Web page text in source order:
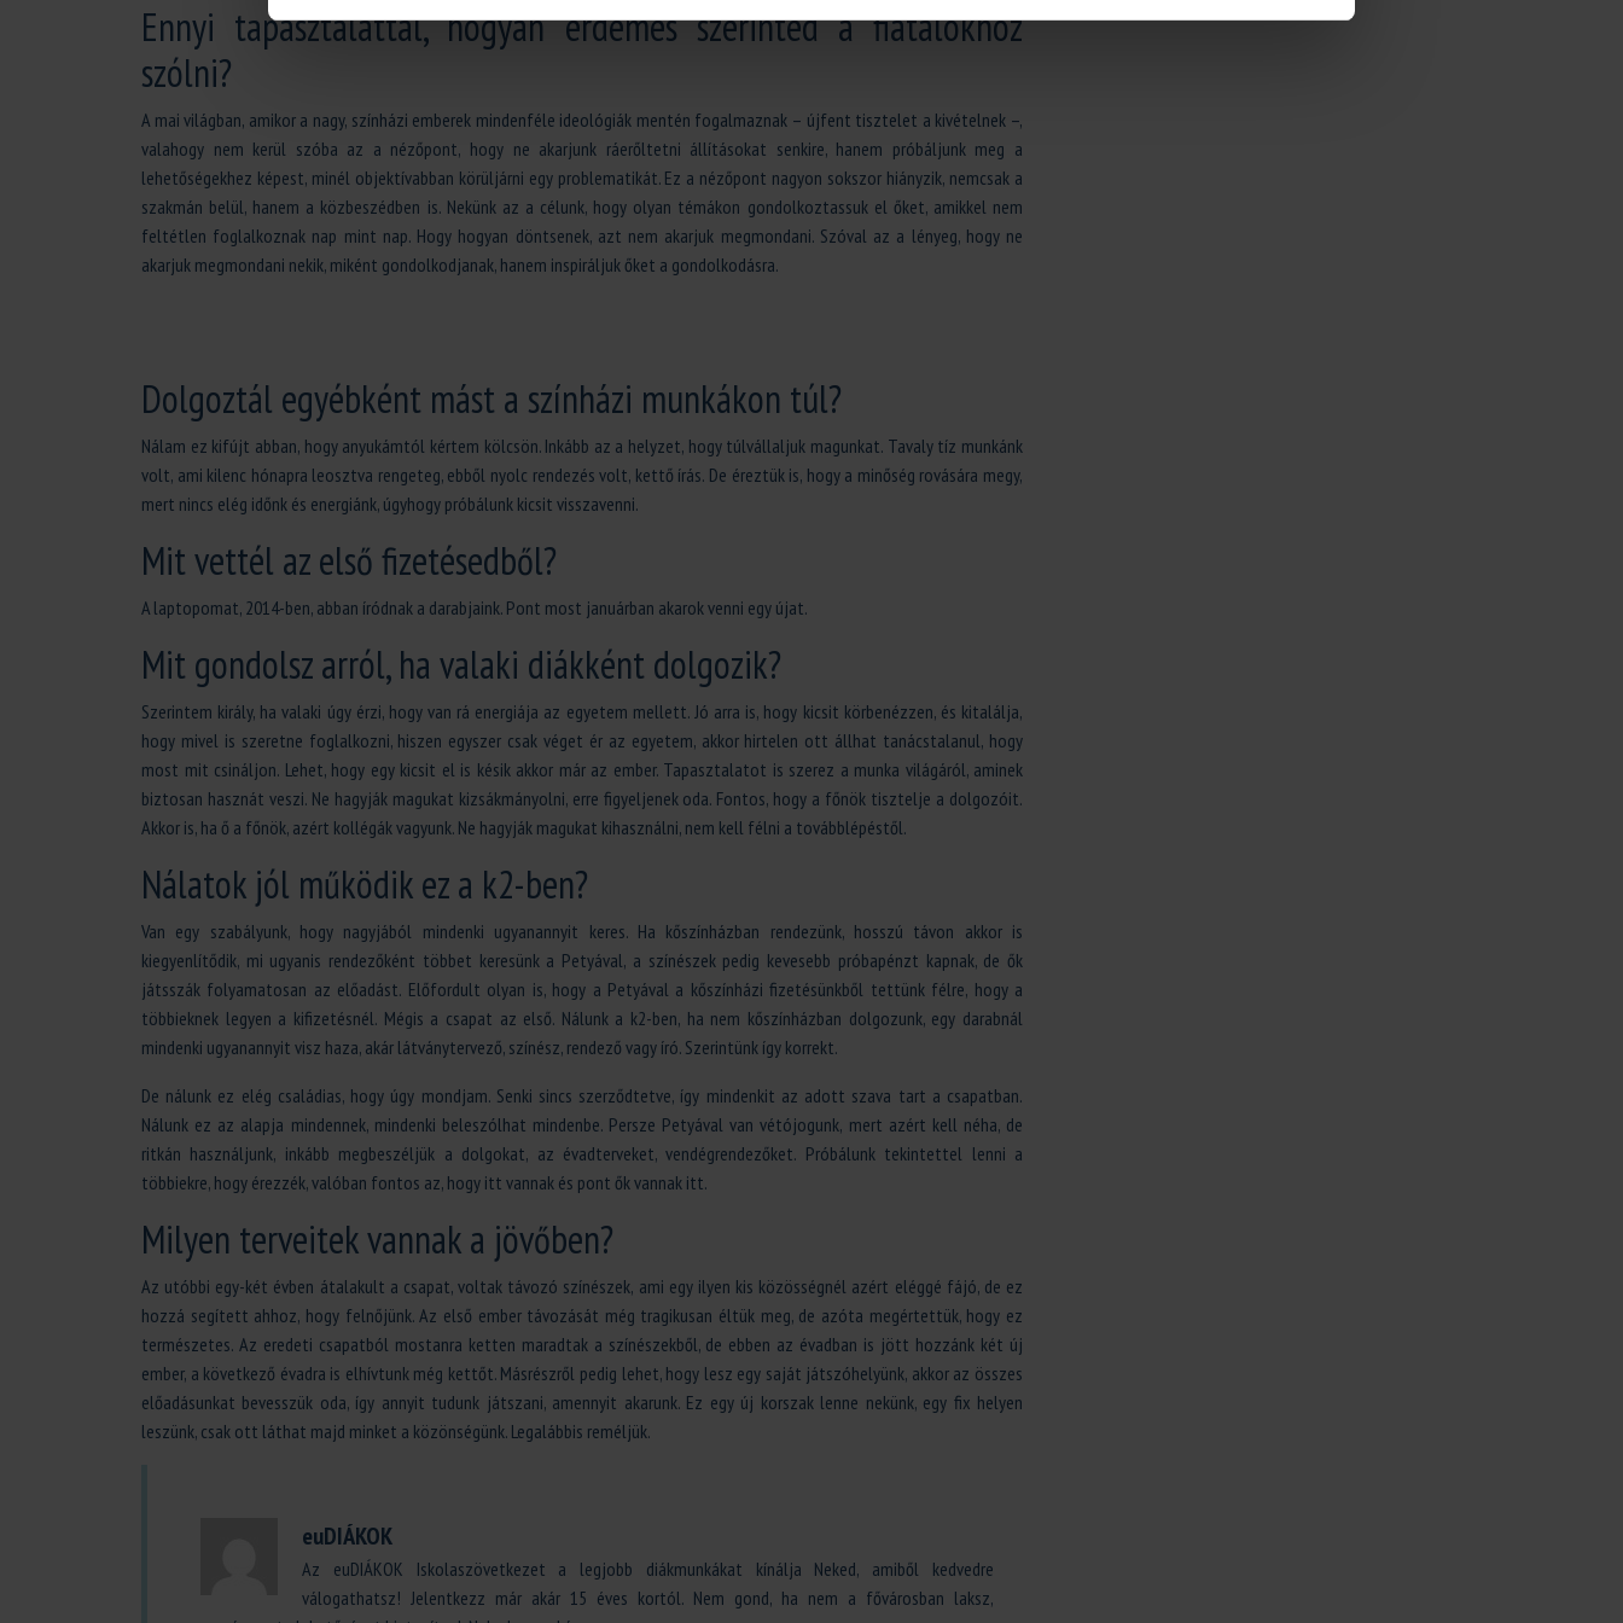
Ennyi tapasztalattal, hogyan érdemes szerinted a fiatalokhoz
szólni?
A mai világban, amikor a nagy, színházi emberek mindenféle ideológiák mentén fogalmaznak – újfent tisztelet a kivételnek –,
valahogy nem kerül szóba az a nézőpont, hogy ne akarjunk ráerőltetni állításokat senkire, hanem próbáljunk meg a
lehetőségekhez képest, minél objektívabban körüljárni egy problematikát. Ez a nézőpont nagyon sokszor hiányzik, nemcsak a
szakmán belül, hanem a közbeszédben is. Nekünk az a célunk, hogy olyan témákon gondolkoztassuk el őket, amikkel nem
feltétlen foglalkoznak nap mint nap. Hogy hogyan döntsenek, azt nem akarjuk megmondani. Szóval az a lényeg, hogy ne
akarjuk megmondani nekik, miként gondolkodjanak, hanem inspiráljuk őket a gondolkodásra.
Dolgoztál egyébként mást a színházi munkákon túl?
Nálam ez kifújt abban, hogy anyukámtól kértem kölcsön. Inkább az a helyzet, hogy túlvállaljuk magunkat. Tavaly tíz munkánk
volt, ami kilenc hónapra leosztva rengeteg, ebből nyolc rendezés volt, kettő írás. De éreztük is, hogy a minőség rovására megy,
mert nincs elég időnk és energiánk, úgyhogy próbálunk kicsit visszavenni.
Mit vettél az első fizetésedből?
A laptopomat, 2014-ben, abban íródnak a darabjaink. Pont most januárban akarok venni egy újat.
Mit gondolsz arról, ha valaki diákként dolgozik?
Szerintem király, ha valaki úgy érzi, hogy van rá energiája az egyetem mellett. Jó arra is, hogy kicsit körbenézzen, és kitalálja,
hogy mivel is szeretne foglalkozni, hiszen egyszer csak véget ér az egyetem, akkor hirtelen ott állhat tanácstalanul, hogy
most mit csináljon. Lehet, hogy egy kicsit el is késik akkor már az ember. Tapasztalatot is szerez a munka világáról, aminek
biztosan hasznát veszi. Ne hagyják magukat kizsákmányolni, erre figyeljenek oda. Fontos, hogy a főnök tisztelje a dolgozóit.
Akkor is, ha ő a főnök, azért kollégák vagyunk. Ne hagyják magukat kihasználni, nem kell félni a továbblépéstől.
Nálatok jól működik ez a k2-ben?
Van egy szabályunk, hogy nagyjából mindenki ugyanannyit keres. Ha kőszínházban rendezünk, hosszú távon akkor is
kiegyenlítődik, mi ugyanis rendezőként többet keresünk a Petyával, a színészek pedig kevesebb próbapénzt kapnak, de ők
játsszák folyamatosan az előadást. Előfordult olyan is, hogy a Petyával a kőszínházi fizetésünkből tettünk félre, hogy a
többieknek legyen a kifizetésnél. Mégis a csapat az első. Nálunk a k2-ben, ha nem kőszínházban dolgozunk, egy darabnál
mindenki ugyanannyit visz haza, akár látványtervező, színész, rendező vagy író. Szerintünk így korrekt.
De nálunk ez elég családias, hogy úgy mondjam. Senki sincs szerződtetve, így mindenkit az adott szava tart a csapatban.
Nálunk ez az alapja mindennek, mindenki beleszólhat mindenbe. Persze Petyával van vétójogunk, mert azért kell néha, de
ritkán használjunk, inkább megbeszéljük a dolgokat, az évadterveket, vendégrendezőket. Próbálunk tekintettel lenni a
többiekre, hogy érezzék, valóban fontos az, hogy itt vannak és pont ők vannak itt.
Milyen terveitek vannak a jövőben?
Az utóbbi egy-két évben átalakult a csapat, voltak távozó színészek, ami egy ilyen kis közösségnél azért eléggé fájó, de ez
hozzá segített ahhoz, hogy felnőjünk. Az első ember távozását még tragikusan éltük meg, de azóta megértettük, hogy ez
természetes. Az eredeti csapatból mostanra ketten maradtak a színészekből, de ebben az évadban is jött hozzánk két új
ember, a következő évadra is elhívtunk még kettőt. Másrészről pedig lehet, hogy lesz egy saját játszóhelyünk, akkor az összes
előadásunkat bevesszük oda, így annyit tudunk játszani, amennyit akarunk. Ez egy új korszak lenne nekünk, egy fix helyen
leszünk, csak ott láthat majd minket a közönségünk. Legalábbis reméljük.
euDIÁKOK
Az euDIÁKOK Iskolaszövetkezet a legjobb diákmunkákat kínálja Neked, amiből kedvedre
válogathatsz! Jelentkezz már akár 15 éves kortól. Nem gond, ha nem a fővárosban laksz,